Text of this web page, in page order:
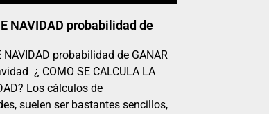
NAVIDAD probabilidad de
NAVIDAD probabilidad de GANAR
¿ COMO SE CALCULA LA
Los cálculos de
suelen ser bastantes sencillos,